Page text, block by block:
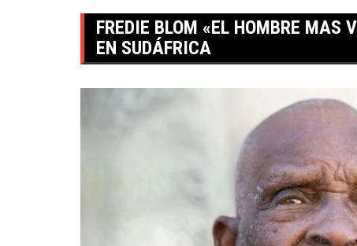
FREDIE BLOM «EL HOMBRE MAS
EN SUDÁFRICA